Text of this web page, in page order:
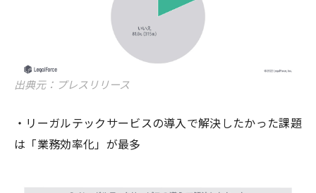
出典元：プレスリリース
・リーガルテックサービスの導入で解決したかった課題
は「業務効率化」が最多